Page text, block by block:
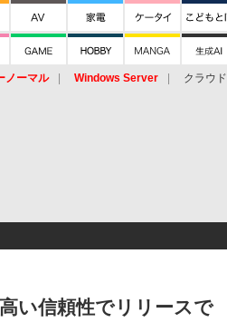
ノーマル Windows Server クラウド
い信頼性でリリースで